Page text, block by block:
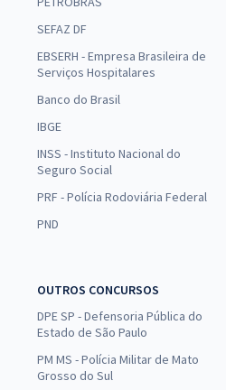
SEFAZ DF
EBSERH - Empresa Brasileira de
Serviços Hospitalares
Banco do Brasil
IBGE
INSS - Instituto Nacional do
Seguro Social
PRF - Polícia Rodoviária Federal
PND
OUTROS CONCURSOS
DPE SP - Defensoria Pública do
Estado de São Paulo
PM MS - Polícia Militar de Mato
Grosso do Sul